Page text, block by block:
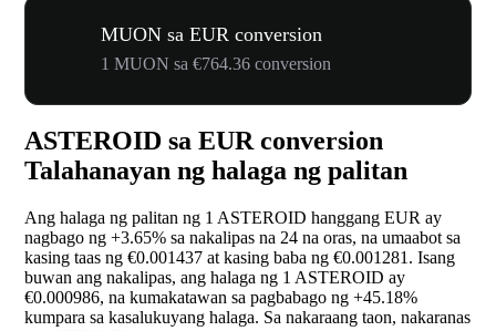
MUON sa EUR conversion
1 MUON sa €764.36 conversion
ASTEROID sa EUR conversion
Talahanayan ng halaga ng palitan
Ang halaga ng palitan ng 1 ASTEROID hanggang EUR ay
nagbago ng +3.65% sa nakalipas na 24 na oras, na umaabot sa
kasing taas ng €0.001437 at kasing baba ng €0.001281. Isang
buwan ang nakalipas, ang halaga ng 1 ASTEROID ay
€0.000986, na kumakatawan sa pagbabago ng +45.18%
kumpara sa kasalukuyang halaga. Sa nakaraang taon, nakaranas